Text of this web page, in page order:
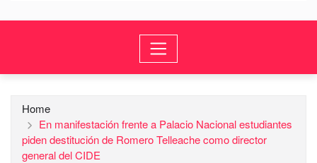
Home
En manifestación frente a Palacio Nacional estudiantes
piden destitución de Romero Telleache como director
general del CIDE